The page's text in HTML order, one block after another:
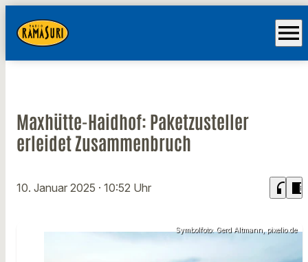
menu
Maxhütte-Haidhof: Paketzusteller
erleidet Zusammenbruch
10. Januar 2025 · 10:52 Uhr headphones chrome_reader_mode
Symbolfoto: Gerd Altmann, pixelio.de